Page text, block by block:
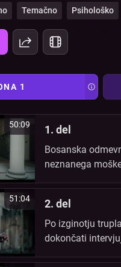
Čeprav je sprva kazalo,
zaposlenih v
in mednarodnega
Temačno Psihološko
1
50:09 1. del
Bosanska
neznanega
51:04 2. del
Po izginotju
dokončati